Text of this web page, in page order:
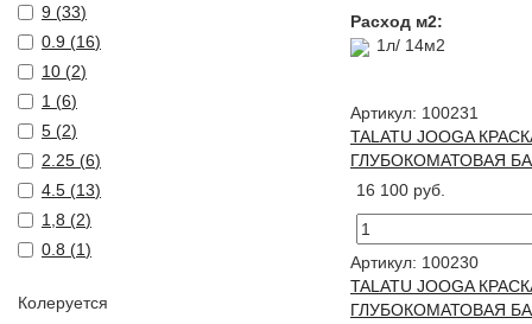
9 (33)
0.9 (16)
10 (2)
1 (6)
5 (2)
2.25 (6)
4.5 (13)
1,8 (2)
0.8 (1)
Колеруется
Расход м2:
1л/ 14м2
Артикул: 100231
TALATU JOOGA
ГЛУБОКОМАТОВАЯ
16 100 руб.
Артикул: 100230
TALATU JOOGA
ГЛУБОКОМАТОВАЯ